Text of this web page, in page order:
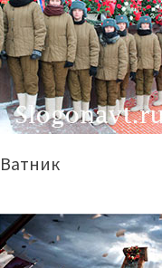
Ватник